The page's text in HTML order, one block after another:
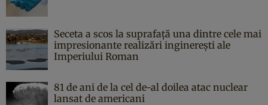
Seceta a scos la suprafață una dintre cele mai
impresionante realizări inginerești ale
Imperiului Roman
81 de ani de la cel de-al doilea atac nuclear
lansat de americani